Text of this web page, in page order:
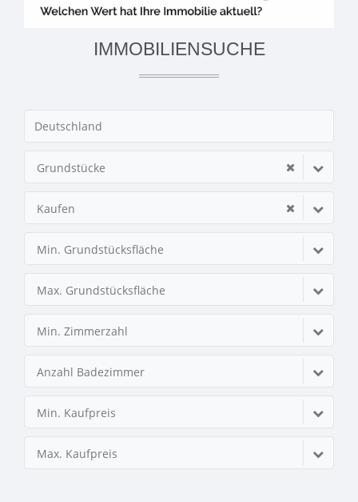
IMMOBILIENSUCHE
Grundstücke
Kaufen
Min. Grundstücksfläche
Max. Grundstücksfläche
Min. Zimmerzahl
Anzahl Badezimmer
Min. Kaufpreis
Max. Kaufpreis